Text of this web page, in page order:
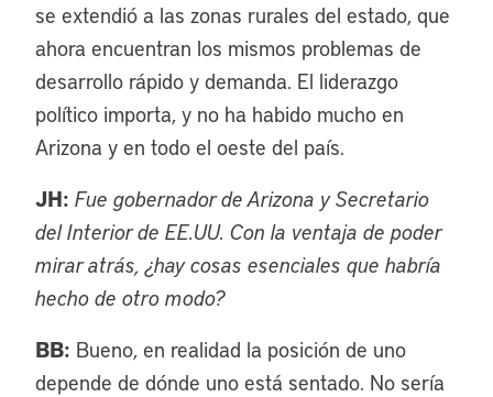
se extendió a las zonas rurales del estado, que
ahora encuentran los mismos problemas de
desarrollo rápido y demanda. El liderazgo
político importa, y no ha habido mucho en
Arizona y en todo el oeste del país.
JH: Fue gobernador de Arizona y Secretario
del Interior de EE.UU. Con la ventaja de poder
mirar atrás, ¿hay cosas esenciales que habría
hecho de otro modo?
BB: Bueno, en realidad la posición de uno
depende de dónde uno está sentado. No sería